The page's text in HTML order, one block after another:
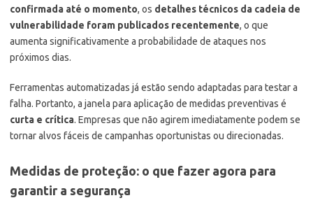
confirmada até o momento, os detalhes técnicos da cadeia de
vulnerabilidade foram publicados recentemente, o que
aumenta significativamente a probabilidade de ataques nos
próximos dias.
Ferramentas automatizadas já estão sendo adaptadas para testar a
falha. Portanto, a janela para aplicação de medidas preventivas é
curta e crítica. Empresas que não agirem imediatamente podem se
tornar alvos fáceis de campanhas oportunistas ou direcionadas.
Medidas de proteção: o que fazer agora para
garantir a segurança